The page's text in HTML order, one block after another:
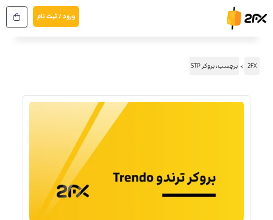
به
ورود / ثبت نام
2FX برچسب: بروکر STP